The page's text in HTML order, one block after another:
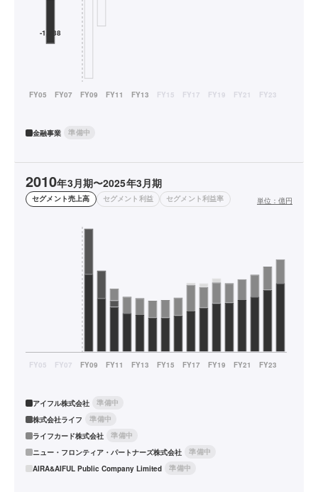
金融事業 準備中
2010年3月期〜2025年3月期
セグメント売上高 セグメント利益 セグメント利益率 単位： 億円
アイフル株式会社
準備中
株式会社ライフ
準備中
ライフカード株式会社
準備中
ニュー・フロンティア・パートナーズ株式会社
準備中
AIRA&AIFUL Public Company Limited
準備中